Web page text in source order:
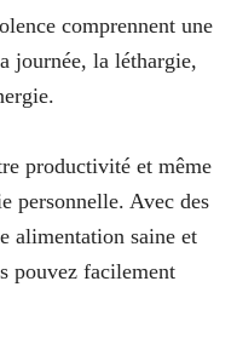
comprennent une
journée, la léthargie,
productivité et même
personnelle. Avec des
alimentation saine et
pouvez facilement